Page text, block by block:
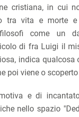
cristiana, in cui
tra vita e morte e
come un
di fra Luigi il
indica qualcosa
poi viene o
e di
nello spazio